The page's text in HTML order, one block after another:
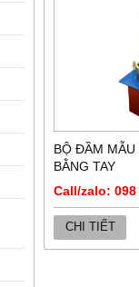
BỘ ĐẦM MẪU
BẰNG TAY
Call/zalo: 098
CHI TIẾT